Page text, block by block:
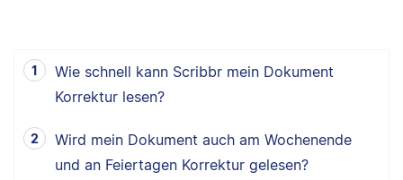
Wie schnell kann Scribbr mein Dokument
Korrektur lesen?
Wird mein Dokument auch am Wochenende
und an Feiertagen Korrektur gelesen?